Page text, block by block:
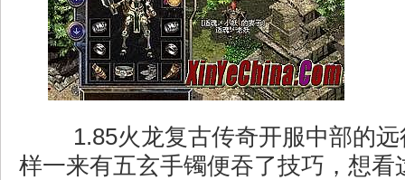
1.85火龙复古传奇开服中部的远
样一来有五玄手镯便吞了技巧，想看